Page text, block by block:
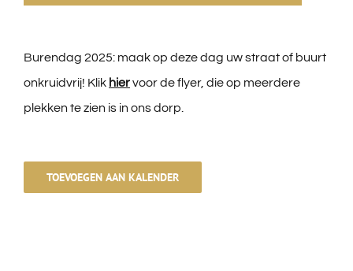
Handige links
Activiteiten
Burendag 2025: maak op deze dag uw straat of buurt
onkruidvrij! Klik hiervoor de flyer, die op meerdere
plekken te zien is in ons dorp.
TOEVOEGEN AAN KALENDER